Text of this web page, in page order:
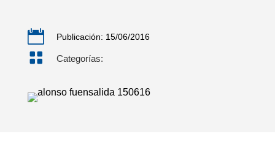
 Publicación: 15/06/2016
 Categorías: